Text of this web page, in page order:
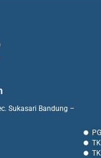
Sukasari Bandung –